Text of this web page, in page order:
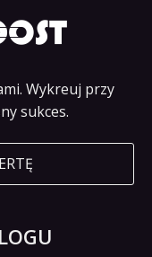
Wykreuj przy
sukces.